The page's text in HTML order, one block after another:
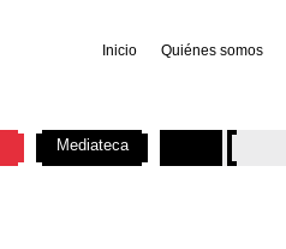
Inicio Quiénes somos
Mediateca